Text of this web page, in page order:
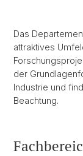
Das
attraktives
der
Industrie und
Beachtung.